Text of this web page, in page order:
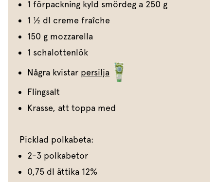
1 förpackning kyld smördeg a 250 g
1 1⁄2 dl creme fraîche
150 g mozzarella
1 schalottenlök
Några kvistar persilja
Flingsalt
Krasse, att toppa med
Picklad polkabeta:
2-3 polkabetor
0,75 dl ättika 12%